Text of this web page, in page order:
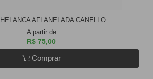
AFLANELADA CANELLO
A partir de
R$ 75,00
Comprar